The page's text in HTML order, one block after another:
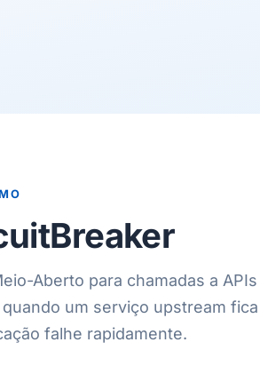
Aberto para chamadas a APIs
um serviço upstream fica
falhe rapidamente.